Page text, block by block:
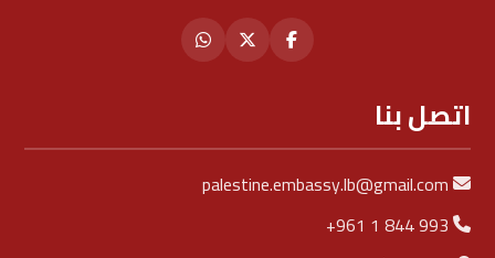
اتصل بنا
palestine.embassy.lb@gmail.com
+961 1 844 993